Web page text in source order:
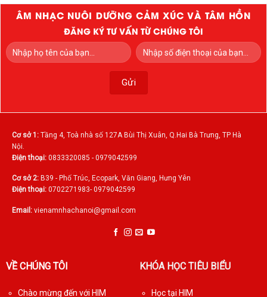
ÂM NHẠC NUÔI DƯỠNG CẢM XÚC VÀ TÂM HỒN
ĐĂNG KÝ TƯ VẤN TỪ CHÚNG TÔI
Cơ sở 1: Tầng 4, Toà nhà số 127A Bùi Thị Xuân, Q.Hai Bà Trưng, TP Hà
Nội.
Điện thoại: 0833320085 - 0979042599
Cơ sở 2: B39 - Phố Trúc, Ecopark, Văn Giang, Hưng Yên
Điện thoại: 0702271983- 0979042599
Email: vienamnhachanoi@gmail.com
VỀ CHÚNG TÔI
Chào mừng đến với HIM
KHÓA HỌC TIÊU BIỂU
Học tại HIM